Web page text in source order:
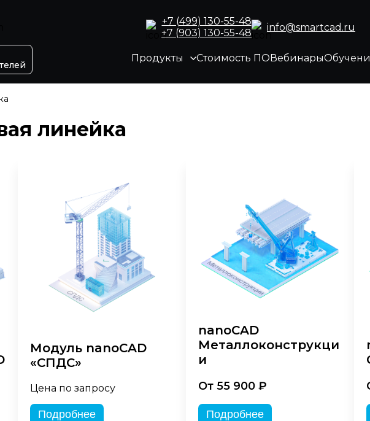
+7 (499) 130-55-48
+7 (903) 130-55-48
info@smartcad.ru
Продукты Стоимость ПОВебинары
линейка
Модуль nanoCAD
«СПДС»
Цена по запросу
Подробнее
nanoCAD
Металлоконструкци
и
От 55 900 ₽
Подробнее